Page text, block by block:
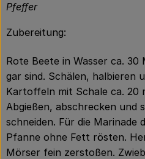
Pfeffer
Zubereitung:
Rote Beete in Wasser ca.
gar sind. Schälen, halbieren
Kartoffeln mit Schale ca. 20
Abgießen, abschrecken und
schneiden. Für die Marinade
Pfanne ohne Fett rösten.
Mörser fein zerstoßen.